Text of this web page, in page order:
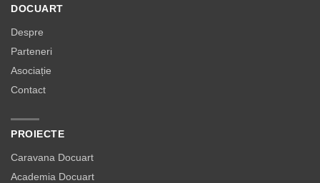
DOCUART
Despre
Parteneri
Asociație
Contact
PROIECTE
Caravana Docuart
Academia Docuart